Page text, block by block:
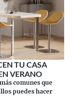
TU CASA
VERANO
comunes que
puedes hacer